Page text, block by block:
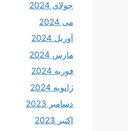
جولای 2024
می 2024
آوریل 2024
مارس 2024
فوریه 2024
ژانویه 2024
دسامبر 2023
اکتبر 2023